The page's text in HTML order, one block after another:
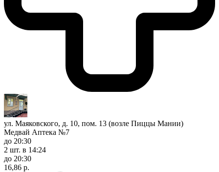
ул. Маяковского, д. 10, пом. 13 (возле Пиццы Мании)
Медвай Аптека №7
до 20:30
2 шт. в 14:24
до 20:30
16,86 р.